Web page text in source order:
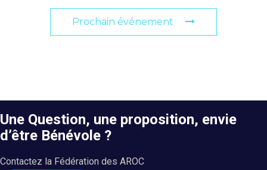
Prochain événement
Une Question, une proposition, envie
d’être Bénévole ?
Contactez la Fédération des AROC